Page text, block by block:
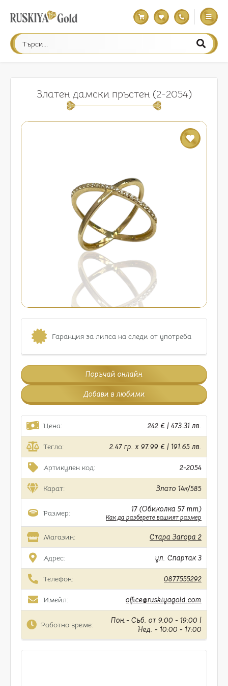
Златен дамски пръстен (2-2054)
Гаранция за липса на следи от употреба
Поръчай онлайн
Добави в любими
Цена: 242 € | 473.31 лв.
Тегло: 2.47 гр. x 97.99 € | 191.65 лв.
Артикулен код: 2-2054
Карат: Злато 14к/585
Размер: 17 (Обиколка 57 mm)
Как да разберете вашият размер
Магазин: Стара Загора 2
Адрес: ул. Спартак 3
Телефон: 0877555292
Имейл: office@ruskiyagold.com
Работно време:
Пон.- Съб. от 9:00 - 19:00 |
Нед. - 10:00 - 17:00